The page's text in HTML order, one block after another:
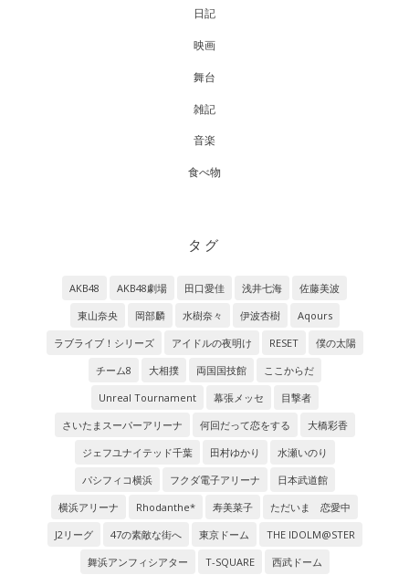
日記
映画
舞台
雑記
音楽
食べ物
タグ
AKB48 AKB48劇場 田口愛佳 浅井七海
佐藤美波
東山奈央
岡部麟 水樹奈々 伊波杏樹
Aqours
ラブライブ！シリーズ
アイドルの夜明け RESET
僕の太陽
チーム8
大相撲 両国国技館
ここからだ
Unreal Tournament
幕張メッセ
目撃者
さいたまスーパーアリーナ
何回だって恋をする
大橋彩香
ジェフユナイテッド千葉
田村ゆかり
水瀬いのり
パシフィコ横浜
フクダ電子アリーナ
日本武道館
横浜アリーナ
Rhodanthe* 寿美菜子
ただいま 恋愛中
J2リーグ
47の素敵な街へ 東京ドーム
THE IDOLM@STER
舞浜アンフィシアター
T-SQUARE 西武ドーム